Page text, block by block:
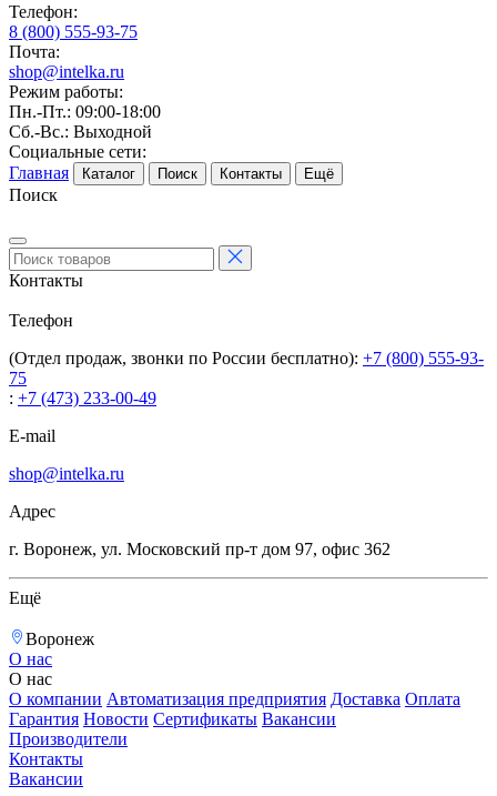
Телефон:
8 (800) 555-93-75
Почта:
shop@intelka.ru
Режим работы:
Пн.-Пт.: 09:00-18:00
Сб.-Вс.: Выходной
Социальные сети:
Главная
Каталог Поиск Контакты Ещё
Поиск
Контакты
Телефон
(Отдел продаж, звонки по России бесплатно): +7 (800) 555-93-
75
: +7 (473) 233-00-49
E-mail
shop@intelka.ru
Адрес
г. Воронеж, ул. Московский пр-т дом 97, офис 362
Ещё
Воронеж
О нас
О нас
О компании Автоматизация предприятия Доставка Оплата
Гарантия Новости Сертификаты Вакансии
Производители
Контакты
Вакансии